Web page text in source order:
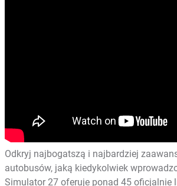
Odkryj najbogatszą i najbardziej
autobusów, jaką kiedykolwiek
Simulator 27 oferuje ponad 45 oficjalnie